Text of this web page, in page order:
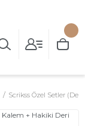
Scrikss Özel Setler